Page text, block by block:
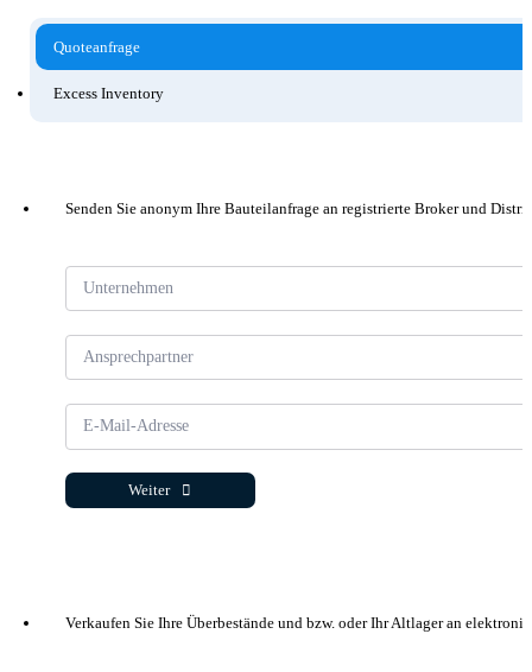
Quoteanfrage
Excess Inventory
Senden Sie anonym Ihre Bauteilanfrage an registrierte Broker und
Weiter
Verkaufen Sie Ihre Überbestände und bzw. oder Ihr Altlager an